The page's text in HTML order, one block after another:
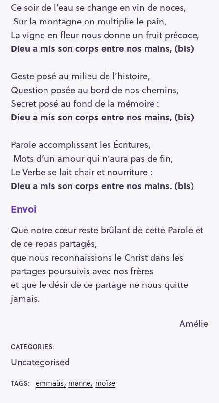
Ce soir de l’eau se change en vin de noces,
Sur la montagne on multiplie le pain,
La vigne en fleur nous donne un fruit précoce,
Dieu a mis son corps entre nos mains, (bis)
Geste posé au milieu de l’histoire,
Question posée au bord de nos chemins,
Secret posé au fond de la mémoire :
Dieu a mis son corps entre nos mains, (bis)
Parole accomplissant les Écritures,
Mots d’un amour qui n’aura pas de fin,
Le Verbe se lait chair et nourriture :
Dieu a mis son corps entre nos mains. (bis)
Envoi
Que notre cœur reste brûlant de cette Parole et
de ce repas partagés,
que nous reconnaissions le Christ dans les
partages poursuivis avec nos frères
et que le désir de ce partage ne nous quitte
jamais.
Amélie
CATEGORIES
Uncategorised
TAGS emmaüs manne moïse